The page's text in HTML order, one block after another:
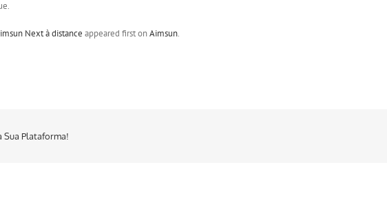
Next à distance appeared first onAimsun.
Sua Plataforma!